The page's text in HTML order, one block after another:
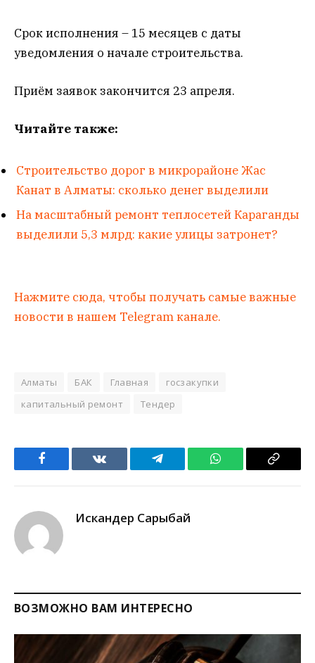
Срок исполнения – 15 месяцев с даты
уведомления о начале строительства.
Приём заявок закончится 23 апреля.
Читайте также:
Строительство дорог в микрорайоне Жас
Канат в Алматы: сколько денег выделили
На масштабный ремонт теплосетей Караганды
выделили 5,3 млрд: какие улицы затронет?
Нажмите сюда, чтобы получать самые важные
новости в нашем Telegram канале.
Алматы БАК Главная
госзакупки
капитальный ремонт
Тендер
Facebook VKontakteTelegram WhatsApp Copy
Искандер Сарыбай
ВОЗМОЖНО ВАМ ИНТЕРЕСНО